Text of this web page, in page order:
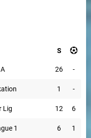
S
26 -
1 -
Lig 12 6
1 6 1